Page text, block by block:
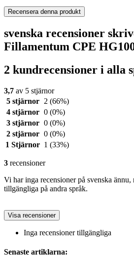
Recensera denna produkt
svenska recensioner
Fillamentum CPE
2 kundrecensioner i alla
3,7 av 5 stjärnor
5 stjärnor
2 (66%)
4 stjärnor 0 (0%)
3 stjärnor 0 (0%)
2 stjärnor 0 (0%)
1 Stjärnor 1 (33%)
3 recensioner
Vi har inga recensioner på svenska
tillgängliga på andra språk.
Visa recensioner
Inga recensioner tillgängliga
Senaste artiklarna: